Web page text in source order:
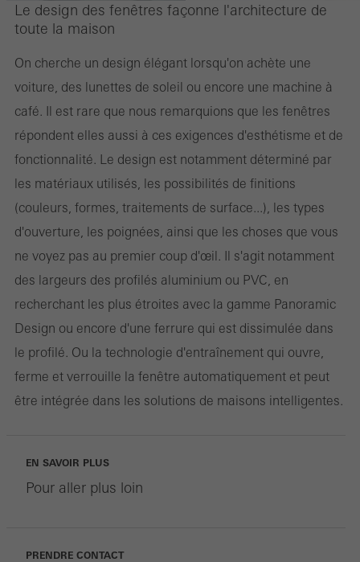
Le design des fenêtres façonne l'architecture de
toute la maison
On cherche un design élégant lorsqu'on achète une
voiture, des lunettes de soleil ou encore une machine à
café. Il est rare que nous remarquions que les fenêtres
répondent elles aussi à ces exigences d'esthétisme et de
fonctionnalité. Le design est notamment déterminé par
les matériaux utilisés, les possibilités de finitions
(couleurs, formes, traitements de surface...), les types
d'ouverture, les poignées, ainsi que les choses que vous
ne voyez pas au premier coup d'œil. Il s'agit notamment
des largeurs des profilés aluminium ou PVC, en
recherchant les plus étroites avec la gamme Panoramic
Design ou encore d'une ferrure qui est dissimulée dans
le profilé. Ou la technologie d'entraînement qui ouvre,
ferme et verrouille la fenêtre automatiquement et peut
être intégrée dans les solutions de maisons intelligentes.
EN SAVOIR PLUS
Pour aller plus loin
PRENDRE CONTACT